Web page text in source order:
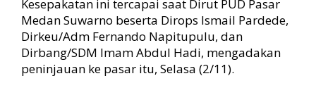
r
d
a
n
K
Kesepakatan ini tercapai saat Dirut PUD Pasar
Medan Suwarno beserta Dirops Ismail Pardede,
Dirkeu/Adm Fernando Napitupulu, dan
Dirbang/SDM Imam Abdul Hadi, mengadakan
peninjauan ke pasar itu, Selasa (2/11).